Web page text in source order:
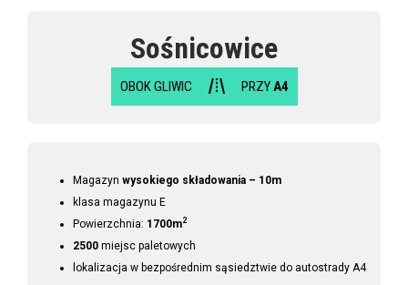
Sośnicowice
OBOK GLIWIC PRZYA4
Magazyn wysokiego składowania – 10m
klasa magazynu E
Powierzchnia: 1700m2
2500 miejsc paletowych
lokalizacja w bezpośrednim sąsiedztwie do autostrady A4